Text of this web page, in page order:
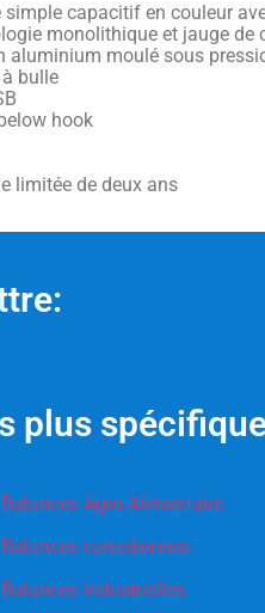
simple capacitif en couleur
monolithique et jauge de
aluminium moulé sous
bulle
hook
limitée de deux ans
plus
Balances Agro-Alimentaire
Balances canadiennes
Balances Industrielles